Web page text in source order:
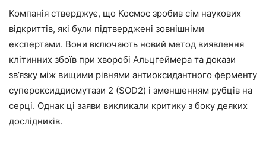
Компанія стверджує, що Космос зробив сім наукових
відкриттів, які були підтверджені зовнішніми
експертами. Вони включають новий метод виявлення
клітинних збоїв при хворобі Альцгеймера та докази
зв’язку між вищими рівнями антиоксидантного ферменту
супероксиддисмутази 2 (SOD2) і зменшенням рубців на
серці. Однак ці заяви викликали критику з боку деяких
дослідників.